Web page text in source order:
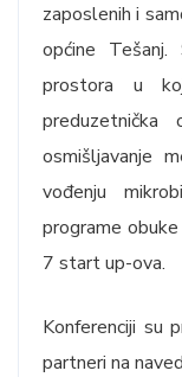
zaposlenih i
općine Tešanj.
prostora u
osmišljavanje
vođenju
programe
7 start up-ova.
Konferenciji su
partneri na